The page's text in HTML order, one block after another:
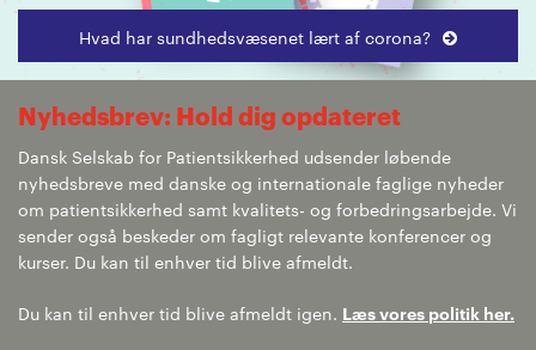
Hvad har sundhedsvæsenet lært af corona?
Nyhedsbrev: Hold dig opdateret
Dansk Selskab for Patientsikkerhed udsender løbende
nyhedsbreve med danske og internationale faglige nyheder
om patientsikkerhed samt kvalitets- og forbedringsarbejde. Vi
sender også beskeder om fagligt relevante konferencer og
kurser. Du kan til enhver tid blive afmeldt.
Du kan til enhver tid blive afmeldt igen. Læs vores politik her.